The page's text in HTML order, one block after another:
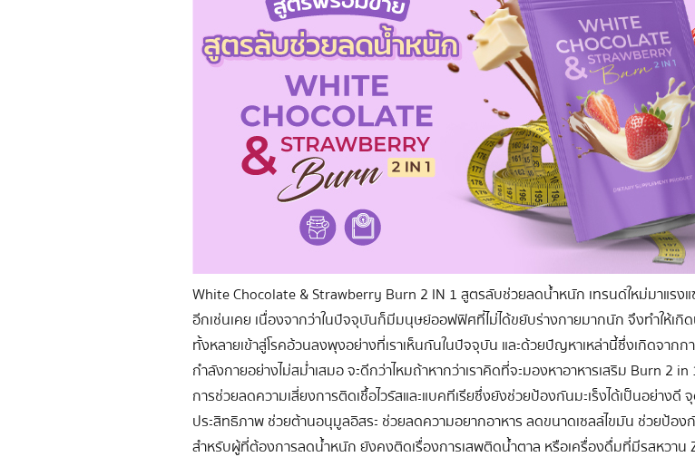
White Chocolate & Strawberry Burn 2 IN 1 สูตรลับช่วยลดน้ำหนัก เทรนด์ใหม่มาแร
อีกเช่นเคย เนื่องจากว่าในปัจจุบันก็มีมนุษย์ออฟฟิศที่ไม่ได้ขยับร่างกายมากนัก จึงทำให้
ทั้งหลายเข้าสู่โรคอ้วนลงพุงอย่างที่เราเห็นกันในปัจจุบัน และด้วยปัญหาเหล่านี้ซึ่งเกิดจากก
กำลังกายอย่างไม่สม่ำเสมอ จะดีกว่าไหมถ้าหากว่าเราคิดที่จะมองหาอาหารเสริม Burn
การช่วยลดความเสี่ยงการติดเชื้อไวรัสและแบคทีเรียซึ่งยังช่วยป้องกันมะเร็งได้เป็นอย่าง
ประสิทธิภาพ ช่วยต้านอนุมูลอิสระ ช่วยลดความอยากอาหาร ลดขนาดเซลล์ไขมัน ช่วยป้อง
สำหรับผู้ที่ต้องการลดน้ำหนัก ยังคงติดเรื่องการเสพติดน้ำตาล หรือเครื่องดื่มที่มีรสหวา